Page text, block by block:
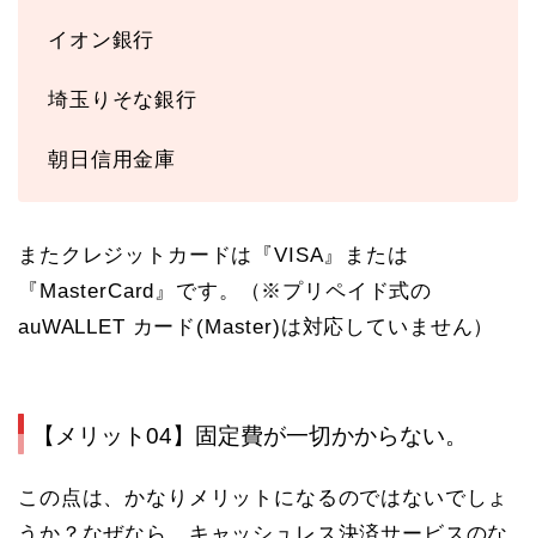
イオン銀行
埼玉りそな銀行
朝日信用金庫
またクレジットカードは『VISA』または
『MasterCard』です。（※プリペイド式の
auWALLET カード(Master)は対応していません）
【メリット04】固定費が一切かからない。
この点は、かなりメリットになるのではないでしょ